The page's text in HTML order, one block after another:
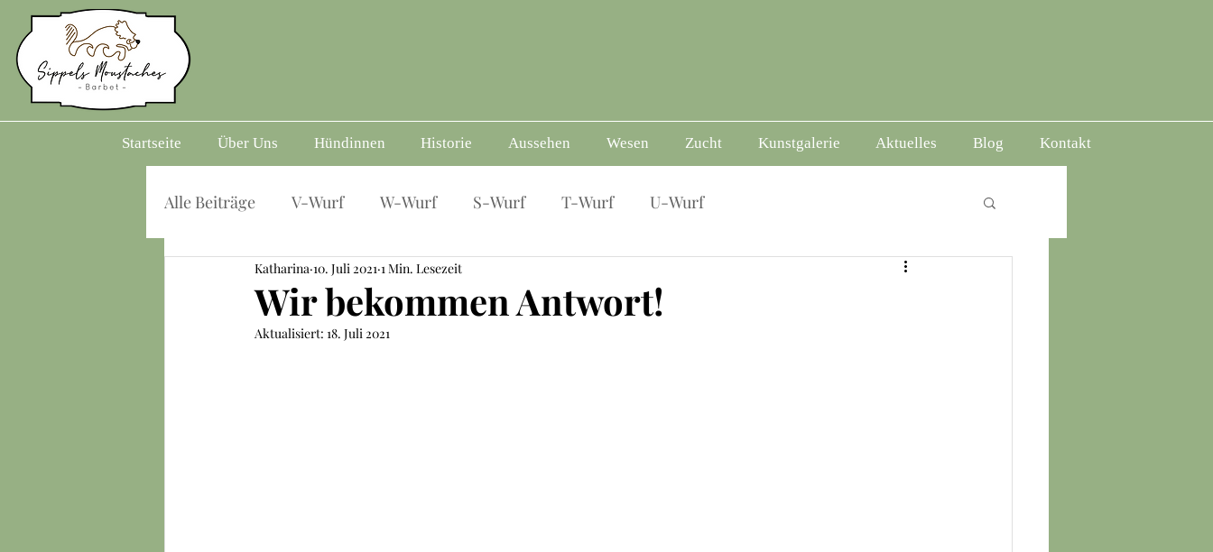
Startseite Über Uns Hündinnen Historie Aussehen Wesen Zucht Kunstgalerie Aktuelles Blog Kontakt
Alle Beiträge V-Wurf W-Wurf S-Wurf T-Wurf U-Wurf
Wir bekommen Antwort!
Katharina 10. Juli 2021 1 Min. Lesezeit
Aktualisiert: 18. Juli 2021